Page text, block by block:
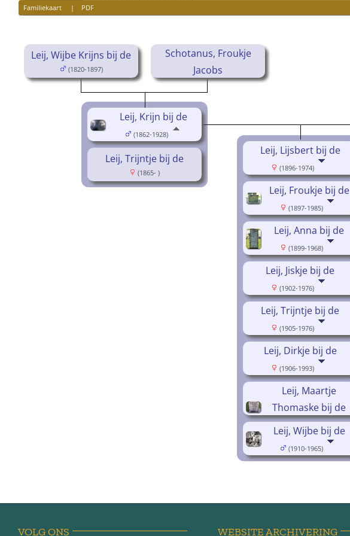
Familiekaart | PDF
Leij, Wijbe Krijns bij de
(1820-1897)
Schotanus, Froukje
Jacobs
(1821-1869)
Leij, Trijntje bij de
(1865- )
Leij, Krijn bij de
(1862-1928)
Leij, Lijsbert bij de
(1896-1974)
Leij, Froukje bij de
(1897-1985)
Leij, Anna bij de
(1899-1968)
Leij, Jiskje bij de
(1902-1976)
Leij, Trijntje bij de
(1905-1976)
Leij, Dirkje bij de
(1906-1993)
Leij, Maartje
Thomaske bij de
(1908-1980)
Leij, Wijbe bij de
(1910-1965)
VOLG ONS WEBSITE ARCHIVERING